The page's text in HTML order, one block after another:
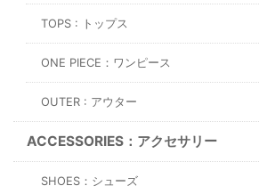
TOPS : トップス
ONE PIECE：ワンピース
OUTER : アウター
ACCESSORIES：アクセサリー
SHOES：シューズ